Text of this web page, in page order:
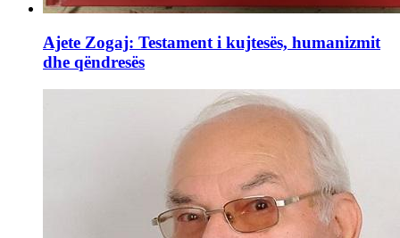
Ajete Zogaj: Testament i kujtesës, humanizmit
dhe qëndresës